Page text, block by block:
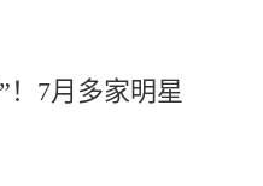
！7月多家明星